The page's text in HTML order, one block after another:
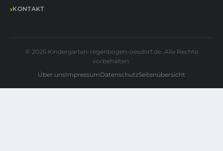
KONTAKT
© 2026 Kindergarten-regenbogen-oesdorf.de. Alle Rechte
vorbehalten.
Über unsImpressumDatenschutzSeitenübersicht